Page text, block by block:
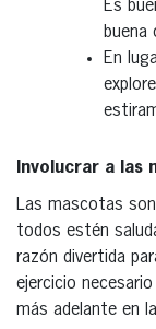
Es
buena
En
Involucrar a las
Las mascotas
todos estén
razón divertida
ejercicio
más adelante en